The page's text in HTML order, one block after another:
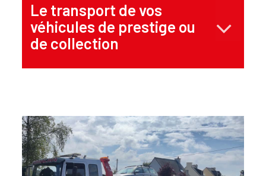
Le transport de vos
véhicules de prestige ou
de collection